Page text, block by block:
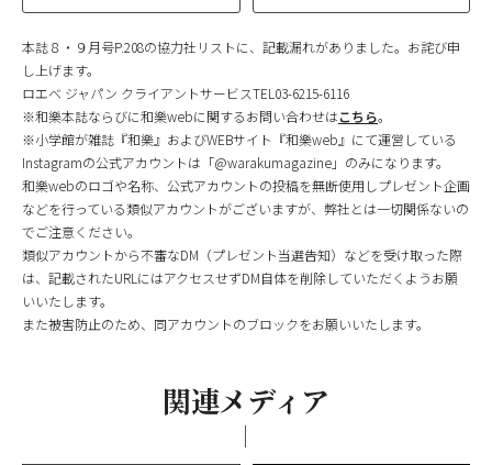
本誌８・９月号P.208の協力社リストに、記載漏れがありました。お詫び申
し上げます。
ロエベ ジャパン クライアントサービスTEL03-6215-6116
※和樂本誌ならびに和樂webに関するお問い合わせはこちら。
※小学館が雑誌『和樂』およびWEBサイト『和樂web』にて運営している
Instagramの公式アカウントは「@warakumagazine」のみになります。
和樂webのロゴや名称、公式アカウントの投稿を無断使用しプレゼント企画
などを行っている類似アカウントがございますが、弊社とは一切関係ないの
でご注意ください。
類似アカウントから不審なDM（プレゼント当選告知）などを受け取った際
は、記載されたURLにはアクセスせずDM自体を削除していただくようお願
いいたします。
また被害防止のため、同アカウントのブロックをお願いいたします。
関連メディア